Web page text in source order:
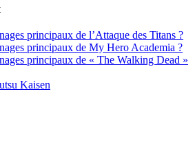
principaux de l’Attaque des Titans ?
principaux de My Hero Academia ?
principaux de « The Walking Dead »
Kaisen